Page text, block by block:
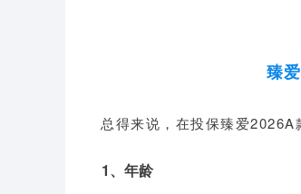
臻
总得来说，在投保臻爱2026A
1、年龄